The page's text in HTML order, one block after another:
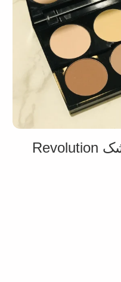
پالت کانتور رولوشن خشک Revolution